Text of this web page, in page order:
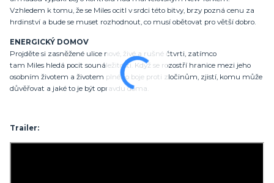
Vzhledem k tomu, že se Miles ocitl v srdci této bitvy, brzy pozná cenu za
hrdinství a bude se muset rozhodnout, co musí obětovat pro větší dobro.
ENERGICKÝ DOMOV
Projděte si zasněžené ulice nové, živé a rušné čtvrti, zatímco
tam Miles hledá pocit sounáležitosti. Když se rozostří hranice mezi jeho
osobním životem a životem plného boje proti zločinům, zjistí, komu může
důvěřovat a jaké to je být opravdu doma.
Trailer: